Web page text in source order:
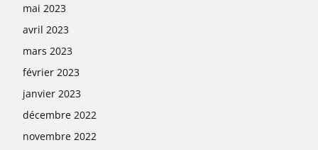
mai 2023
avril 2023
mars 2023
février 2023
janvier 2023
décembre 2022
novembre 2022